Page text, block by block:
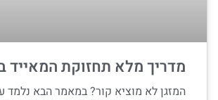
מדריך מלא תחזוקת המאייד
המזגן לא מוציא קור? במאמר הבא נלמד על